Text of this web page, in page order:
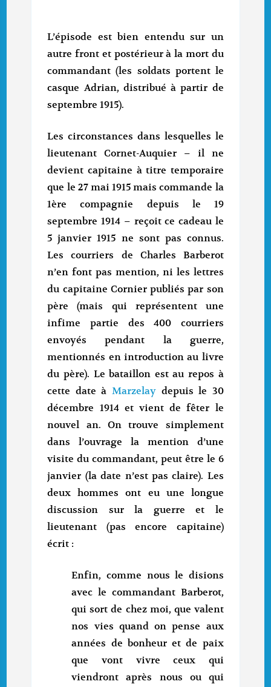
L’épisode est bien entendu sur un
autre front et postérieur à la mort du
commandant (les soldats portent le
casque Adrian, distribué à partir de
septembre 1915).
Les circonstances dans lesquelles le
lieutenant Cornet-Auquier – il ne
devient capitaine à titre temporaire
que le 27 mai 1915 mais commande la
1ère compagnie depuis le 19
septembre 1914 – reçoit ce cadeau le
5 janvier 1915 ne sont pas connus.
Les courriers de Charles Barberot
n’en font pas mention, ni les lettres
du capitaine Cornier publiés par son
père (mais qui représentent une
infime partie des 400 courriers
envoyés pendant la guerre,
mentionnés en introduction au livre
du père). Le bataillon est au repos à
cette date à Marzelay depuis le 30
décembre 1914 et vient de fêter le
nouvel an. On trouve simplement
dans l’ouvrage la mention d’une
visite du commandant, peut être le 6
janvier (la date n’est pas claire). Les
deux hommes ont eu une longue
discussion sur la guerre et le
lieutenant (pas encore capitaine)
écrit :
Enfin, comme nous le disions
avec le commandant Barberot,
qui sort de chez moi, que valent
nos vies quand on pense aux
années de bonheur et de paix
que vont vivre ceux qui
viendront après nous ou qui